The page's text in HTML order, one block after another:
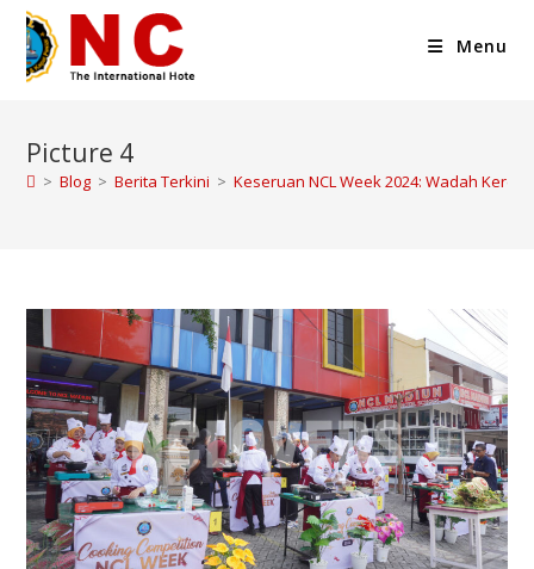
Menu
Picture 4
> Blog > Berita Terkini > Keseruan NCL Week 2024: Wadah Keren